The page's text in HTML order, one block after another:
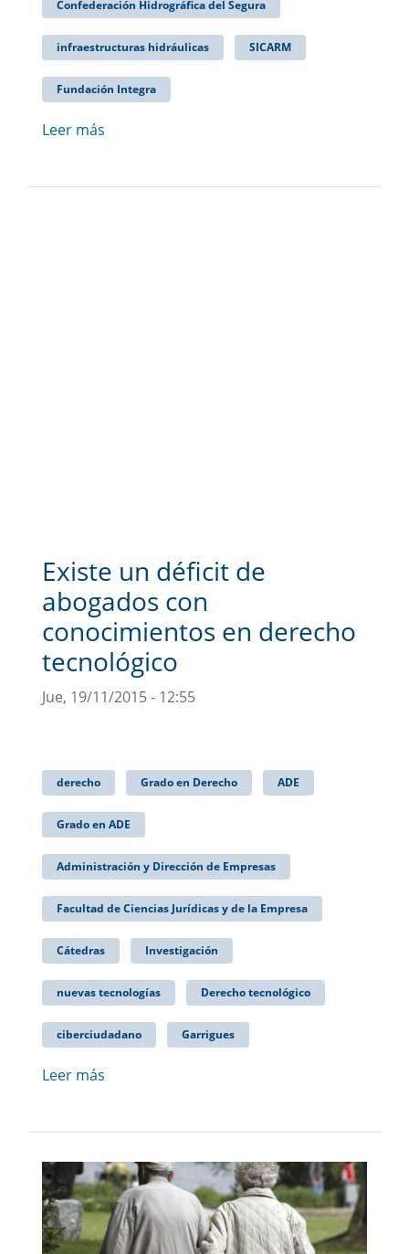
Confederación Hidrográfica del Segura
infraestructuras hidráulicas SICARM
Fundación Integra
Leer más
Existe un déficit de
abogados con
conocimientos en derecho
tecnológico
Jue, 19/11/2015 - 12:55
derecho Grado en Derecho ADE
Grado en ADE
Administración y Dirección de Empresas
Facultad de Ciencias Jurídicas y de la Empresa
Cátedras Investigación
nuevas tecnologías Derecho tecnológico
ciberciudadano Garrigues
Leer más